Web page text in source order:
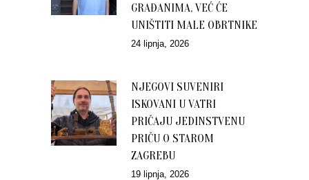
GRAĐANIMA, VEĆ ĆE
UNIŠTITI MALE OBRTNIKE
24 lipnja, 2026
NJEGOVI SUVENIRI
ISKOVANI U VATRI
PRIČAJU JEDINSTVENU
PRIČU O STAROM
ZAGREBU
19 lipnja, 2026